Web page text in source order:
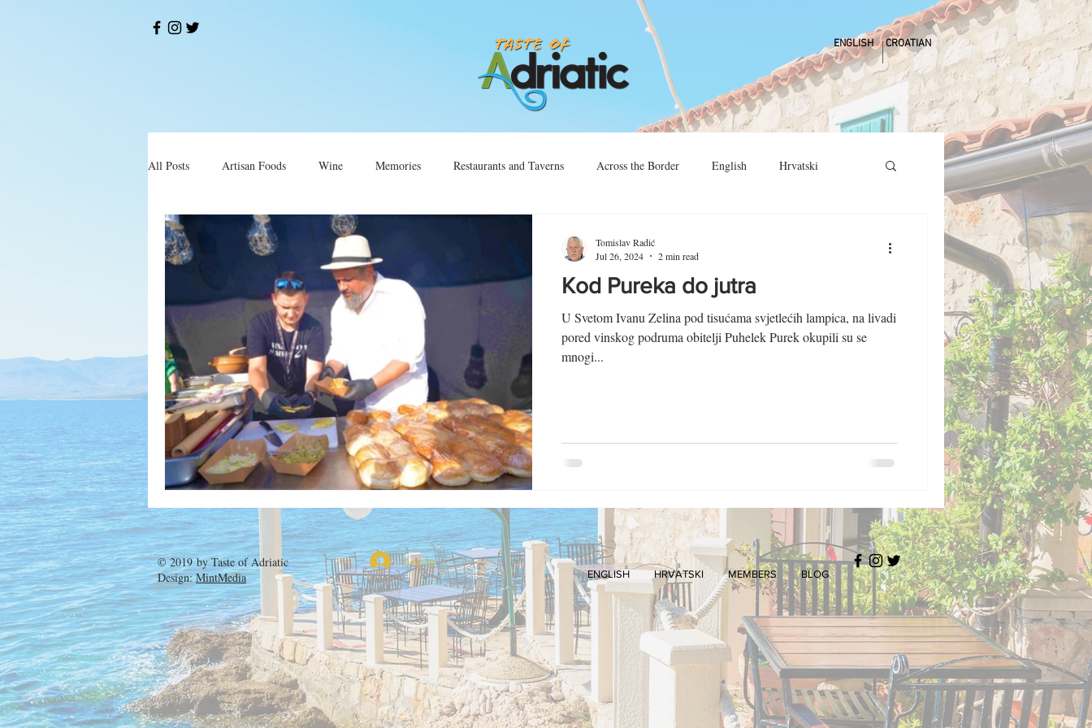
ENGLISH CROATIAN
All Posts Artisan Foods Wine Memories Restaurants and Taverns Across the Border English Hrvatski
Okusi Restorani i Konobe
Kod Pureka do jutra
U Svetom Ivanu Zelina pod tisućama svjetlećih lampica, na livadi
pored vinskog podruma obitelji Puhelek Purek okupili su se
mnogi...
Tomislav Radić
Jul 26, 2024
2 min read
© 2019 byTaste of Adriatic
Design:MintMedia
Log In
ENGLISH HRVATSKI MEMBERS BLOG